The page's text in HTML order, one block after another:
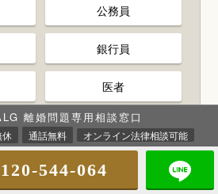
公務員
銀行員
医者
法人ALGについて
離婚問題専用相談窓口
通話無料 オンライン法律相談可能
544-064